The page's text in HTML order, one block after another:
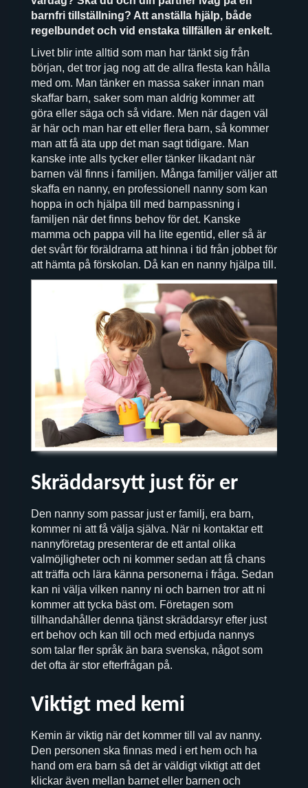
barnfri tillställning? Att anställa hjälp, både
regelbundet och vid enstaka tillfällen är enkelt.
Livet blir inte alltid som man har tänkt sig från
början, det tror jag nog att de allra flesta kan hålla
med om. Man tänker en massa saker innan man
skaffar barn, saker som man aldrig kommer att
göra eller säga och så vidare. Men när dagen väl
är här och man har ett eller flera barn, så kommer
man att få äta upp det man sagt tidigare. Man
kanske inte alls tycker eller tänker likadant när
barnen väl finns i familjen. Många familjer väljer att
skaffa en nanny, en professionell nanny som kan
hoppa in och hjälpa till med barnpassning i
familjen när det finns behov för det. Kanske
mamma och pappa vill ha lite egentid, eller så är
det svårt för föräldrarna att hinna i tid från jobbet för
att hämta på förskolan. Då kan en nanny hjälpa till.
Skräddarsytt just för er
Den nanny som passar just er familj, era barn,
kommer ni att få välja själva. När ni kontaktar ett
nannyföretag presenterar de ett antal olika
valmöjligheter och ni kommer sedan att få chans
att träffa och lära känna personerna i fråga. Sedan
kan ni välja vilken nanny ni och barnen tror att ni
kommer att tycka bäst om. Företagen som
tillhandahåller denna tjänst skräddarsyr efter just
ert behov och kan till och med erbjuda nannys
som talar fler språk än bara svenska, något som
det ofta är stor efterfrågan på.
Viktigt med kemi
Kemin är viktig när det kommer till val av nanny.
Den personen ska finnas med i ert hem och ha
hand om era barn så det är väldigt viktigt att det
klickar även mellan barnet eller barnen och